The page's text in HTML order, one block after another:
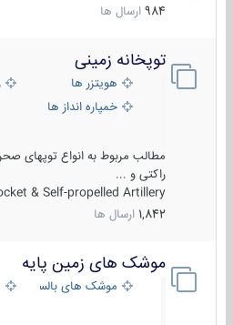
984 ارسال ها
توپخانه زمینی
هویتزر ها
خمپاره انداز ها
مطالب مربوط به انواع توپهای
راکتی و ...
& Self-propelled Artillery ...
1,842 ارسال ها
موشک های زمین پایه
موشک های بالستیک